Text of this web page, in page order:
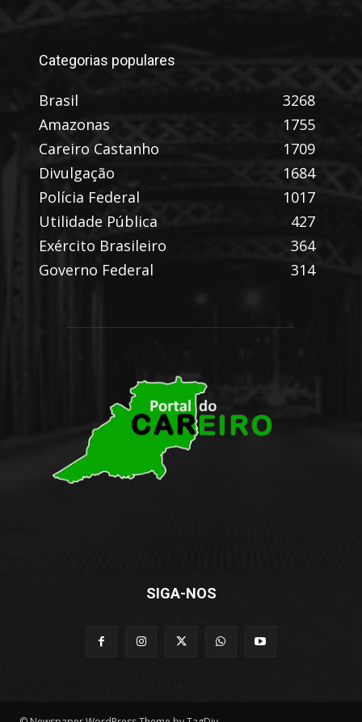
Categorias populares
Brasil
3268
Amazonas
1755
Careiro Castanho
1709
Divulgação
1684
Polícia Federal
1017
Utilidade Pública
427
Exército Brasileiro
364
Governo Federal
314
SIGA-NOS